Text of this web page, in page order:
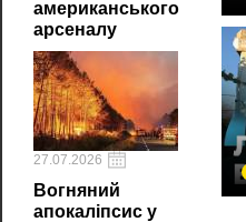
американського
арсеналу
27.07.2026
Вогняний
апокаліпсис у